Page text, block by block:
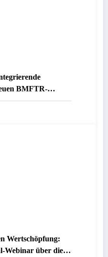
BMFTR-
ModuS‑KI für
Wertschöpfung:
Webinar über die